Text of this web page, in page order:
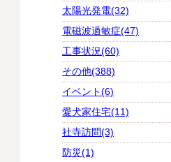
太陽光発電(32)
電磁波過敏症(47)
工事状況(60)
その他(388)
イベント(6)
愛犬家住宅(11)
社寺訪問(3)
防災(1)